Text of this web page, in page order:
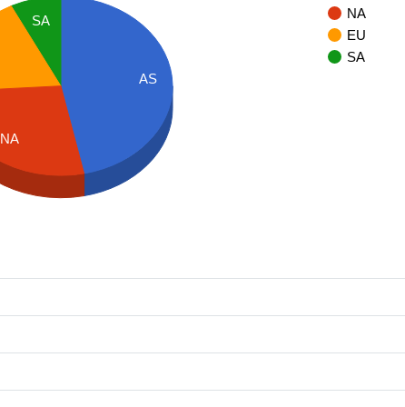
NA
EU
SA
AS
SA
NA